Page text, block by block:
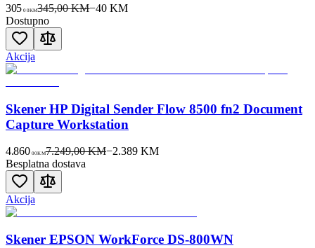
305 00KM345,00 KM−40 KM
Dostupno
Akcija
Skener HP Digital Sender Flow 8500 fn2 Document
Capture Workstation
4.860 00KM7.249,00 KM−2.389KM
Besplatna dostava
Akcija
Skener EPSON WorkForce DS-800WN